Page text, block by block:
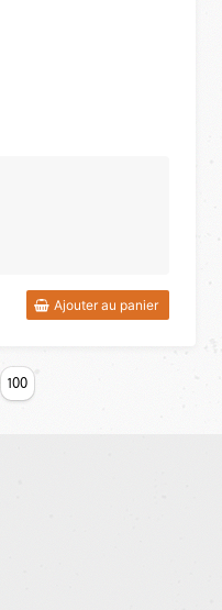
Ajouter au panier
100